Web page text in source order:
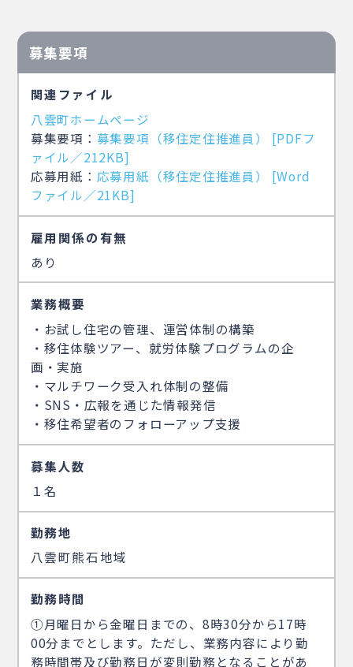
募集要項
関連ファイル
八雲町ホームページ
募集要項： 募集要項（移住定住推進員） [PDFフ
ァイル／212KB]
応募用紙： 応募用紙（移住定住推進員） [Word
ファイル／21KB]
雇用関係の有無
あり
業務概要
・お試し住宅の管理、運営体制の構築
・移住体験ツアー、就労体験プログラムの企
画・実施
・マルチワーク受入れ体制の整備
・SNS・広報を通じた情報発信
・移住希望者のフォローアップ支援
募集人数
１名
勤務地
八雲町熊石地域
勤務時間
①月曜日から金曜日までの、8時30分から17時
00分までとします。ただし、業務内容により勤
務時間帯及び勤務日が変則勤務となることがあ